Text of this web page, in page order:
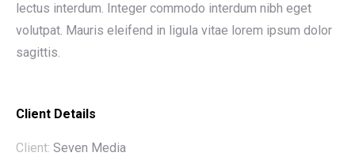
lectus interdum. Integer commodo interdum nibh eget
volutpat. Mauris eleifend in ligula vitae lorem ipsum dolor
sagittis.
Client Details
Client: Seven Media